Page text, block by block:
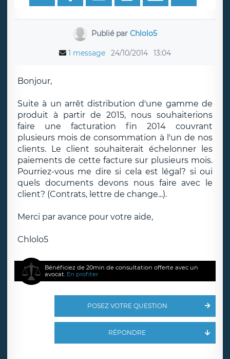
Publié par Chlolo5
1 message 24/10/2014 13:04
Bonjour,
Suite à un arrêt distribution d'une gamme de
produit à partir de 2015, nous souhaiterions
faire une facturation fin 2014 couvrant
plusieurs mois de consommation à l'un de nos
clients. Le client souhaiterait échelonner les
paiements de cette facture sur plusieurs mois.
Pourriez-vous me dire si cela est légal? si oui
quels documents devons nous faire avec le
client? (Contrats, lettre de change...).
Merci par avance pour votre aide,
Chlolo5
Bénéficiez de 20min de consultation offerte avec un
avocat. En profiter
POSEZ VOTRE QUESTION
RÉPONDRE